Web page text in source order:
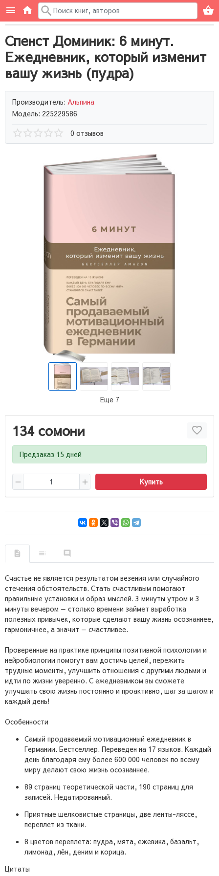
Спенст Доминик: 6 минут.
Ежедневник, который изменит
вашу жизнь (пудра)
Производитель: Альпина
Модель: 225229586
0 отзывов
Еще 7
134 сомони
Предзаказ 15 дней
Купить
Счастье не является результатом везения или случайного
стечения обстоятельств. Стать счастливым помогают
правильные установки и образ мыслей. 3 минуты утром и 3
минуты вечером — столько времени займет выработка
полезных привычек, которые сделают вашу жизнь осознаннее,
гармоничнее, а значит — счастливее.
Проверенные на практике принципы позитивной психологии и
нейробиологии помогут вам достичь целей, пережить
трудные моменты, улучшить отношения с другими людьми и
идти по жизни уверенно. С ежедневником вы сможете
улучшать свою жизнь постоянно и проактивно, шаг за шагом и
каждый день!
Особенности
Самый продаваемый мотивационный ежедневник в
Германии. Бестселлер. Переведен на 17 языков. Каждый
день благодаря ему более 600 000 человек по всему
миру делают свою жизнь осознаннее.
89 страниц теоретической части, 190 страниц для
записей. Недатированный.
Приятные шелковистые страницы, две ленты-ляссе,
переплет из ткани.
8 цветов переплета: пудра, мята, ежевика, базальт,
лимонад, лён, деним и корица.
Цитаты